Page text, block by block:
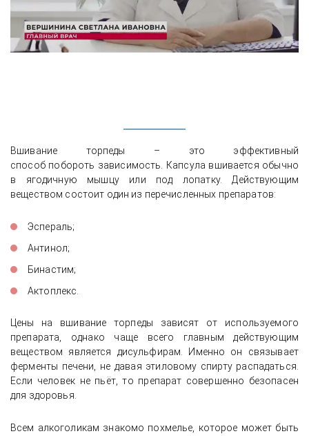
Вшивание торпеды – это эффективный
способ побороть зависимость. Капсула вшивается обычно
в ягодичную мышцу или под лопатку. Действующим
веществом состоит один из перечисленных препаратов:
Эспераль;
Антинол;
Бинастим;
Актоплекс.
Цены на вшивание торпеды зависят от используемого
препарата, однако чаще всего главным действующим
веществом является дисульфирам. Именно он связывает
ферменты печени, не давая этиловому спирту распадаться.
Если человек не пьёт, то препарат совершенно безопасен
для здоровья.
Всем алкоголикам знакомо похмелье, которое может быть